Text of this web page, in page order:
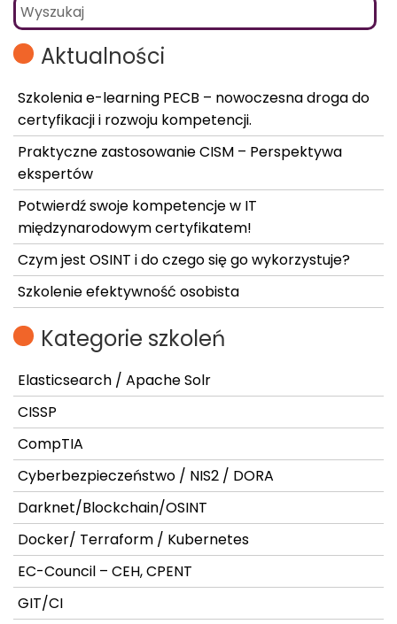
Aktualności
Szkolenia e-learning PECB – nowoczesna droga do
certyfikacji i rozwoju kompetencji.
Praktyczne zastosowanie CISM – Perspektywa
ekspertów
Potwierdź swoje kompetencje w IT
międzynarodowym certyfikatem!
Czym jest OSINT i do czego się go wykorzystuje?
Szkolenie efektywność osobista
Kategorie szkoleń
Elasticsearch / Apache Solr
CISSP
CompTIA
Cyberbezpieczeństwo / NIS2 / DORA
Darknet/Blockchain/OSINT
Docker/ Terraform / Kubernetes
EC-Council – CEH, CPENT
GIT/CI